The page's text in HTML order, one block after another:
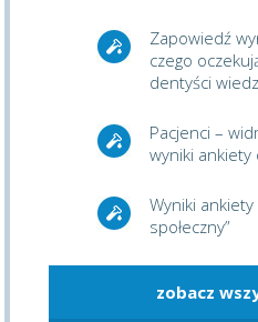
Zapowiedź
czego
dentyści
Pacjenci –
wyniki ankiety
Wyniki
społeczny”
zobacz